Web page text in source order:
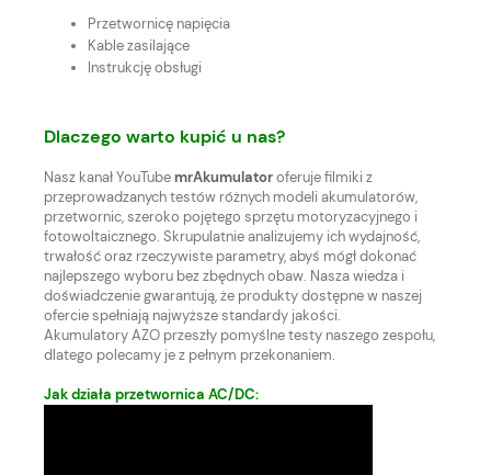
Przetwornicę napięcia
Kable zasilające
Instrukcję obsługi
Dlaczego warto kupić u nas?
Nasz kanał YouTubemrAkumulatoroferuje filmiki z
przeprowadzanych testów różnych modeli akumulatorów,
przetwornic, szeroko pojętego sprzętu motoryzacyjnego i
fotowoltaicznego. Skrupulatnie analizujemy ich wydajność,
trwałość oraz rzeczywiste parametry, abyś mógł dokonać
najlepszego wyboru bez zbędnych obaw. Nasza wiedza i
doświadczenie gwarantują, że produkty dostępne w naszej
ofercie spełniają najwyższe standardy jakości.
Akumulatory AZO przeszły pomyślne testy naszego zespołu,
dlatego polecamy je z pełnym przekonaniem.
Jak działa przetwornica AC/DC: